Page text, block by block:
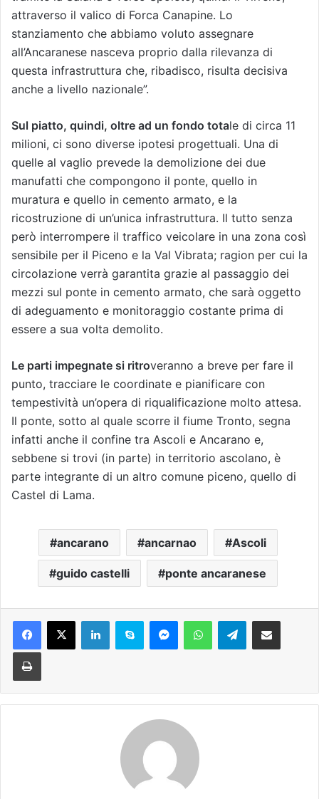
attraverso il valico di Forca Canapine. Lo
stanziamento che abbiamo voluto assegnare
all’Ancaranese nasceva proprio dalla rilevanza di
questa infrastruttura che, ribadisco, risulta decisiva
anche a livello nazionale”.
Sul piatto, quindi, oltre ad un fondo totale di circa 11
milioni, ci sono diverse ipotesi progettuali. Una di
quelle al vaglio prevede la demolizione dei due
manufatti che compongono il ponte, quello in
muratura e quello in cemento armato, e la
ricostruzione di un’unica infrastruttura. Il tutto senza
però interrompere il traffico veicolare in una zona così
sensibile per il Piceno e la Val Vibrata; ragion per cui la
circolazione verrà garantita grazie al passaggio dei
mezzi sul ponte in cemento armato, che sarà oggetto
di adeguamento e monitoraggio costante prima di
essere a sua volta demolito.
Le parti impegnate si ritroveranno a breve per fare il
punto, tracciare le coordinate e pianificare con
tempestività un’opera di riqualificazione molto attesa.
Il ponte, sotto al quale scorre il fiume Tronto, segna
infatti anche il confine tra Ascoli e Ancarano e,
sebbene si trovi (in parte) in territorio ascolano, è
parte integrante di un altro comune piceno, quello di
Castel di Lama.
ancarano ancarnao Ascoli
guido castelli ponte ancaranese
Telegram